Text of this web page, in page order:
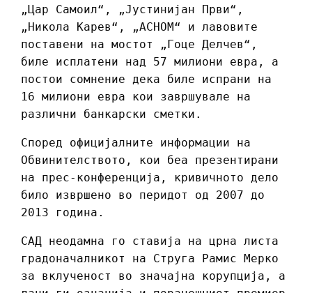
„Цар Самоил“, „Јустинијан Први“,
„Никола Карев“, „АСНОМ“ и лавовите
поставени на мостот „Гоце Делчев“,
биле исплатени над 57 милиони евра, а
постои сомнение дека биле испрани на
16 милиони евра кои завршувале на
различни банкарски сметки.
Според официјалните информации на
Обвинителството, кои беа презентирани
на прес-конференција, кривичното дело
било извршено во перидот од 2007 до
2013 година.
САД неодамна го ставија на црна листа
градоначалникот на Струга Рамис Мерко
за вклученост во значајна корупција, а